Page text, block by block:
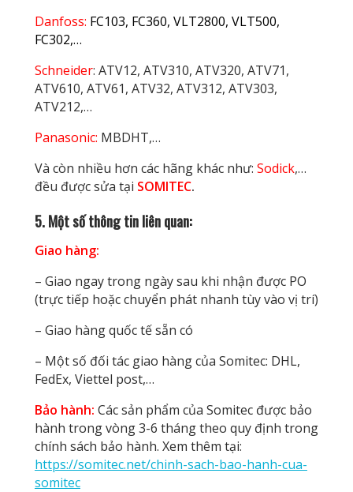
Danfoss: FC103, FC360, VLT2800, VLT500,
FC302,…
Schneider: ATV12, ATV310, ATV320, ATV71,
ATV610, ATV61, ATV32, ATV312, ATV303,
ATV212,…
Panasonic: MBDHT,…
Và còn nhiều hơn các hãng khác như: Sodick,…
đều được sửa tại SOMITEC.
5. Một số thông tin liên quan:
Giao hàng:
– Giao ngay trong ngày sau khi nhận được PO
(trực tiếp hoặc chuyển phát nhanh tùy vào vị trí)
– Giao hàng quốc tế sẵn có
– Một số đối tác giao hàng của Somitec: DHL,
FedEx, Viettel post,…
Bảo hành: Các sản phẩm của Somitec được bảo
hành trong vòng 3-6 tháng theo quy định trong
chính sách bảo hành. Xem thêm tại:
https://somitec.net/chinh-sach-bao-hanh-cua-
somitec